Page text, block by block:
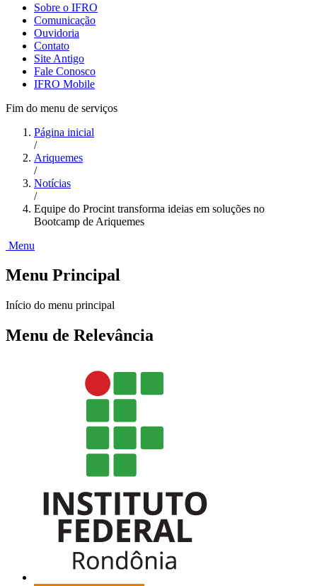
Sobre o IFRO
Comunicação
Ouvidoria
Contato
Site Antigo
Fale Conosco
IFRO Mobile
Fim do menu de serviços
Página inicial
/
Ariquemes
/
Notícias
/
Equipe do Procint transforma ideias em soluções no
Bootcamp de Ariquemes
Menu
Menu Principal
Início do menu principal
Menu de Relevância